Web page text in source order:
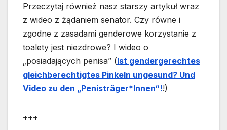
Przeczytaj również nasz starszy artykuł wraz
z wideo z żądaniem senator. Czy równe i
zgodne z zasadami genderowe korzystanie z
toalety jest niezdrowe? I wideo o
„posiadających penisa” (Ist gendergerechtes
gleichberechtigtes Pinkeln ungesund? Und
Video zu den „Penisträger*Innen“!!)
+++